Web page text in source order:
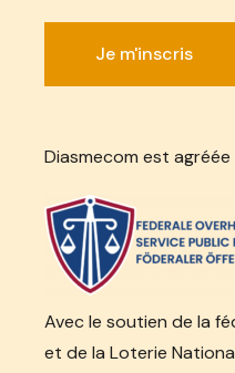
Diasmecom est agréée
Avec le soutien de la
et de la Loterie